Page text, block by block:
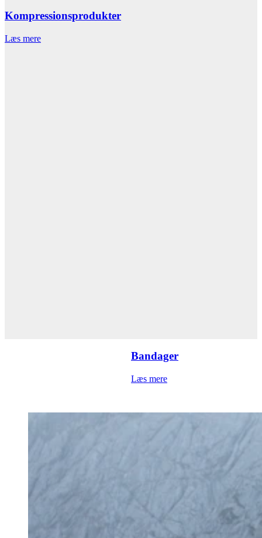
Kompressionsprodukter
Læs mere
Bandager
Læs mere